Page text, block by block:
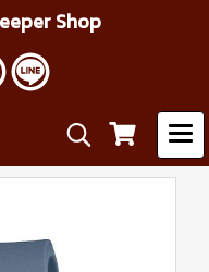
Shop